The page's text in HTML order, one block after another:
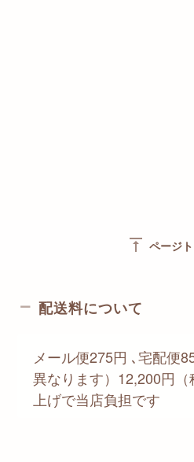
vertical_align_top ページ
配送料について
メール便275円 ､宅配便
異なります）12,200円
上げで当店負担です